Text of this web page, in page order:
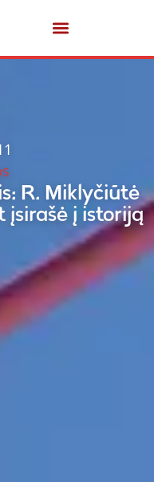
R. Miklyčiūtė
įsirašė į istoriją